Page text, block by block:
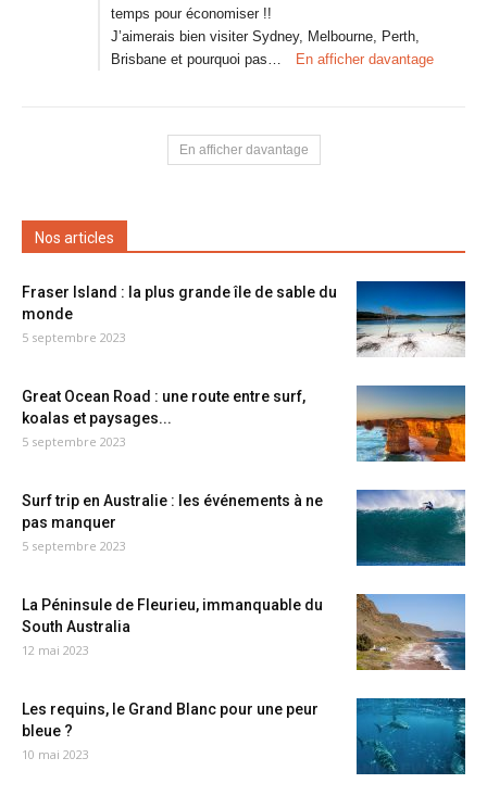
temps pour économiser !!
J’aimerais bien visiter Sydney, Melbourne, Perth,
Brisbane et pourquoi pas…
En afficher davantage
En afficher davantage
Nos articles
Fraser Island : la plus grande île de sable du
monde
5 septembre 2023
Great Ocean Road : une route entre surf,
koalas et paysages...
5 septembre 2023
Surf trip en Australie : les événements à ne
pas manquer
5 septembre 2023
La Péninsule de Fleurieu, immanquable du
South Australia
12 mai 2023
Les requins, le Grand Blanc pour une peur
bleue ?
10 mai 2023